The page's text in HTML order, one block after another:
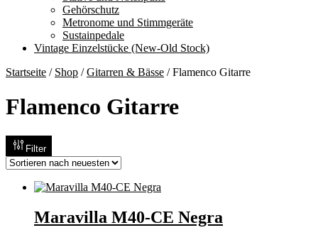
Gehörschutz
Metronome und Stimmgeräte
Sustainpedale
Vintage Einzelstücke (New-Old Stock)
Startseite / Shop /Gitarren & Bässe /Flamenco Gitarre
Flamenco Gitarre
Filter
Maravilla M40-CE Negra